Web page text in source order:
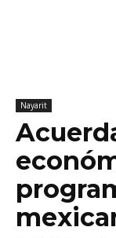
Nayarit